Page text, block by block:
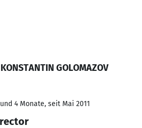
GOLOMAZOV
4 Monate, seit Mai 2011